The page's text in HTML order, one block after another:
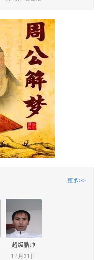
更多>>
超级酷帅
12月31日